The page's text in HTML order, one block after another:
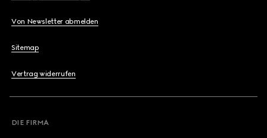
Von Newsletter abmelden
Sitemap
Vertrag widerrufen
DIE FIRMA